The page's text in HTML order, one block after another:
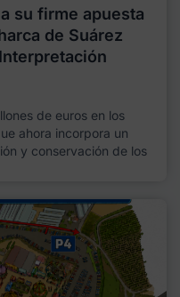
su firme apuesta
de Suárez
de euros en los
ahora incorpora un
y conservación de los